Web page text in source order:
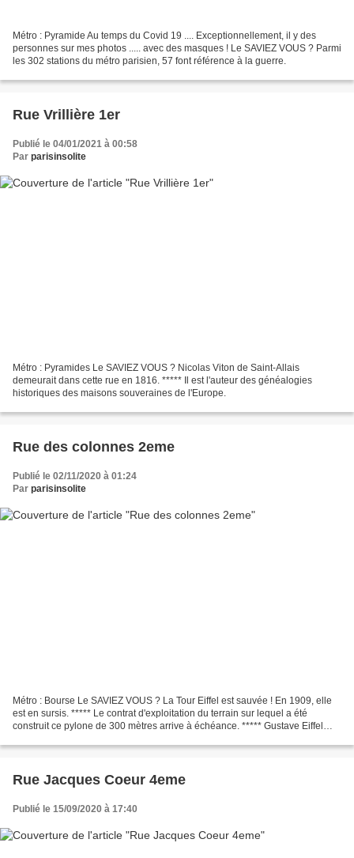
Métro : Pyramide Au temps du Covid 19 .... Exceptionnellement, il y des
personnes sur mes photos ..... avec des masques ! Le SAVIEZ VOUS ? Parmi
les 302 stations du métro parisien, 57 font référence à la guerre.
Rue Vrillière 1er
Publié le 04/01/2021 à 00:58
Par parisinsolite
Métro : Pyramides Le SAVIEZ VOUS ? Nicolas Viton de Saint-Allais
demeurait dans cette rue en 1816. ***** Il est l'auteur des généalogies
historiques des maisons souveraines de l'Europe.
Rue des colonnes 2eme
Publié le 02/11/2020 à 01:24
Par parisinsolite
Métro : Bourse Le SAVIEZ VOUS ? La Tour Eiffel est sauvée ! En 1909, elle
est en sursis. ***** Le contrat d'exploitation du terrain sur lequel a été
construit ce pylone de 300 mètres arrive à échéance. ***** Gustave Eiffel
Rue Jacques Coeur 4eme
Publié le 15/09/2020 à 17:40